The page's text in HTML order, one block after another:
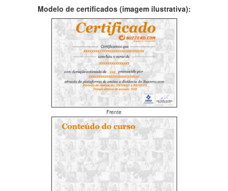
Modelo de certificados (imagem ilustrativa):
Frente